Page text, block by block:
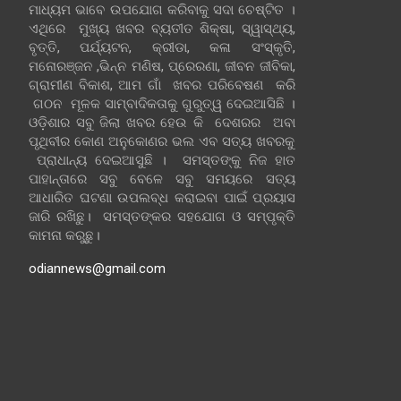
ମାଧ୍ୟମ ଭାବେ ଉପଯୋଗ କରିବାକୁ ସଦା ଚେଷ୍ଟିତ ।
ଏଥିରେ ମୁଖ୍ୟ ଖବର ବ୍ୟତୀତ ଶିକ୍ଷା, ସ୍ୱାସ୍ଥ୍ୟ,
ବୃତ୍ତି, ପର୍ଯ୍ୟଟନ, କ୍ରୀଡା, କଳା ସଂସ୍କୃତି,
ମନୋରଞ୍ଜନ ,ଭିନ୍ନ ମଣିଷ, ପ୍ରେରଣା, ଜୀବନ ଜୀବିକା,
ଗ୍ରାମୀଣ ବିକାଶ, ଆମ ଗାଁ ଖବର ପରିବେଷଣ କରି
ଗଠନ ମୂଳକ ସାମ୍ବାଦିକତାକୁ ଗୁରୁତ୍ୱ ଦେଇଆସିଛି ।
ଓଡ଼ିଶାର ସବୁ ଜିଲା ଖବର ହେଉ କି ଦେଶରର ଅବା
ପୃଥିବୀର କୋଣ ଅନୁକୋଣର ଭଲ ଏବ ସତ୍ୟ ଖବରକୁ
ପ୍ରାଧାନ୍ୟ ଦେଇଆସୁଛି । ସମସ୍ତଙ୍କୁ ନିଜ ହାତ
ପାହାନ୍ତାରେ ସବୁ ବେଳେ ସବୁ ସମୟରେ ସତ୍ୟ
ଆଧାରିତ ଘଟଣା ଉପଲବ୍ଧ କରାଇବା ପାଇଁ ପ୍ରୟାସ
ଜାରି ରଖିଛୁ। ସମସ୍ତଙ୍କର ସହଯୋଗ ଓ ସମ୍ପୃକ୍ତି
କାମନା କରୁଛୁ।
odiannews@gmail.com